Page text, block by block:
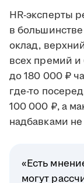
HR-эксперты
в
оклад,
всех премий и
до 180 000 ₽
где-то
100 000 ₽, а
надбавками
«Есть
могут